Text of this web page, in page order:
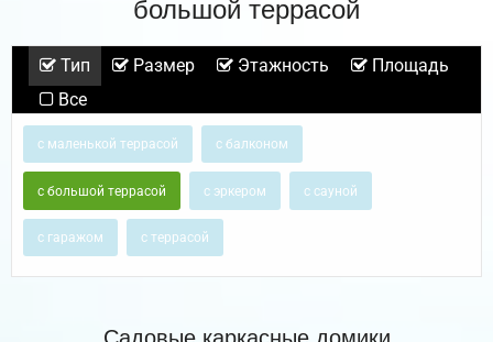
Тип Размер Этажность
Площадь
Все
с маленькой террасой с балконом
с большой террасой с эркером с сауной
с гаражом с террасой